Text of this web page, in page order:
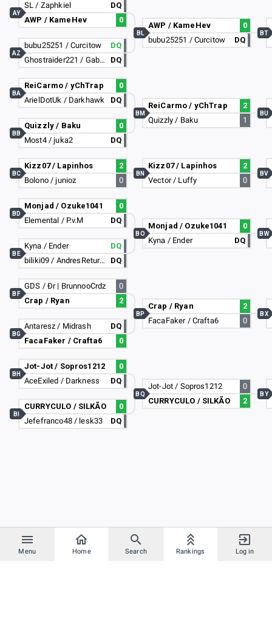
Menu Home Search Rankings Log in
SL / Zaphkiel
DQ
AWP / KameHev
0
AY
bubu25251 / Curcitow
DQ
Ghostraider221 / Gabitox
DQ
AZ
ReiCarmo / yChTrap
0
ArielDotUk / Darkhawk
DQ
BA
Quizzly / Baku
0
Most4 / juka2
DQ
BB
Kizz07 / Lapinhos
2
Bolono / junioz
0
BC
Monjad / Ozuke1041
0
Elemental / P.v.M
DQ
BD
Kyna / Ender
DQ
biliki09 / AndresReturns
DQ
BE
GDS / Ðr | BrunnooCrdz
0
Crap / Ryan
2
BF
Antaresz / Midrash
DQ
FacaFaker / Crafta6
0
BG
Jot-Jot / Sopros1212
0
AceExiled / Darkness
DQ
BH
CURRYCULO / SILKÃO
0
Jefefranco48 / lesk33
DQ
BI
AWP / KameHev
0
bubu25251 / Curcitow
DQ
BL
ReiCarmo / yChTrap
2
Quizzly / Baku
1
BM
Kizz07 / Lapinhos
2
Vector / Luffy
0
BN
Monjad / Ozuke1041
0
Kyna / Ender
DQ
BO
Crap / Ryan
2
FacaFaker / Crafta6
0
BP
Jot-Jot / Sopros1212
0
CURRYCULO / SILKÃO
2
BQ
BT
BU
BV
BW
BX
BY